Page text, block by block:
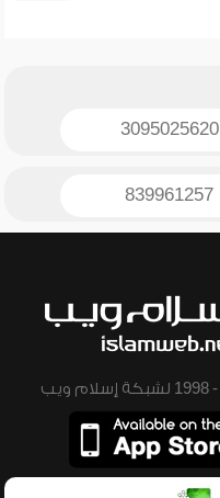
3095025620
839961257